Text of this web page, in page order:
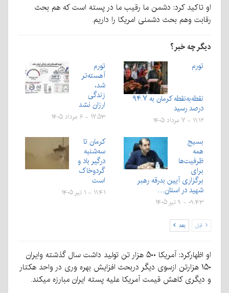
او تاکید کرد: دشمن ما رقیب ما در پسته است که هم بحث
رقابت وهم بحث دشمنی امریکا را داریم.
دیگر چه خبر؟
تورم
نقطه‌به‌نقطه کرمان به ۹۴.۷
درصد رسید
۱۱:۱۲ - ۷ مرداد ۱۴۰۵
تورم
آهسته‌تر
شد،
زندگی
ارزان نشد
۱۷:۵۳ - ۶ مرداد ۱۴۰۵
بسیج
همه
ظرفیت‌ها
برای
برگزاری آیین بدرقه رهبر
شهید در استان…
۰۹:۴۳ - ۹ تیر ۱۴۰۵
کرمان تا
سه‌شنبه
درگیر باد و
گردوخاک
است
۱۱:۴۱ - ۱ تیر ۱۴۰۵
قبل بعد
او اظهارکرد: آمریکا ۵۰۰ هزار تن تولید داشت سال گذشته وایران
۱۵۰ هزارتن ازسوی دیگر دربحث افزایش بهره وری در واحد هکتار
و دیگری کاهش قیمت آمریکا علیه پسته ایران مبارزه میکند.